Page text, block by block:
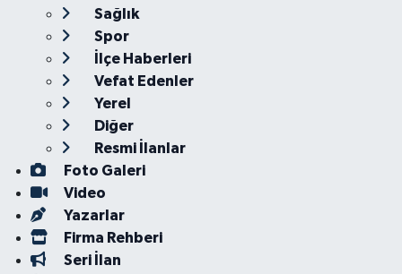
Sağlık
Spor
İlçe Haberleri
Vefat Edenler
Yerel
Diğer
Resmi İlanlar
Foto Galeri
Video
Yazarlar
Firma Rehberi
Seri İlan